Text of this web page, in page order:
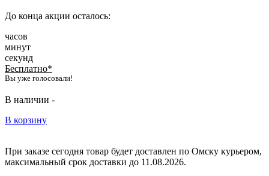
До конца акции осталось:
часов
минут
секунд
Бесплатно*
Вы уже голосовали!
В наличии -
В корзину
При заказе сегодня товар будет доставлен по Омску курьером,
максимальный срок доставки до 11.08.2026.